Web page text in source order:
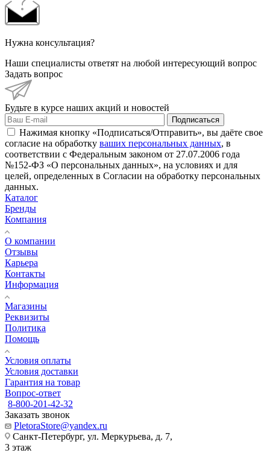
Нужна консультация?
Наши специалисты ответят на любой интересующий вопрос
Задать вопрос
Будьте в курсе наших акций и новостей
Подписаться
Нажимая кнопку «Подписаться/Отправить», вы даёте свое
согласие на обработку ваших персональных данных, в
соответствии с Федеральным законом от 27.07.2006 года
№152-ФЗ «О персональных данных», на условиях и для
целей, определенных в Согласии на обработку персональных
данных.
Каталог
Бренды
Компания
О компании
Отзывы
Карьера
Контакты
Информация
Магазины
Реквизиты
Политика
Помощь
Условия оплаты
Условия доставки
Гарантия на товар
Вопрос-ответ
8-800-201-42-32
Заказать звонок
PletoraStore@yandex.ru
Санкт-Петербург, ул. Меркурьева, д. 7,
3 этаж